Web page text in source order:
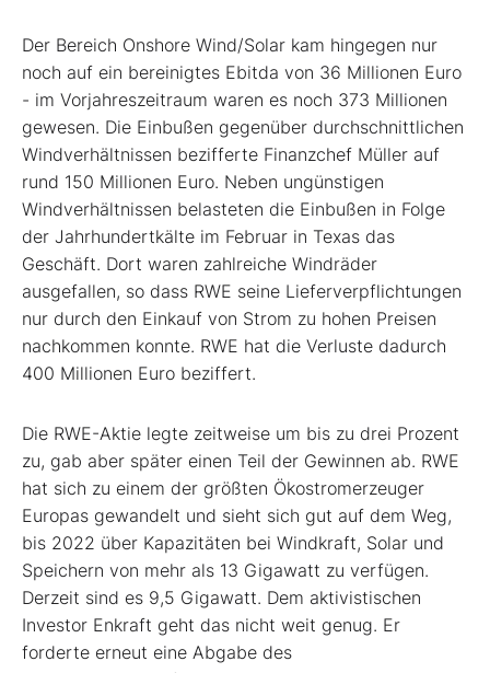
Der Bereich Onshore Wind/Solar kam hingegen nur
noch auf ein bereinigtes Ebitda von 36 Millionen Euro
- im Vorjahreszeitraum waren es noch 373 Millionen
gewesen. Die Einbußen gegenüber durchschnittlichen
Windverhältnissen bezifferte Finanzchef Müller auf
rund 150 Millionen Euro. Neben ungünstigen
Windverhältnissen belasteten die Einbußen in Folge
der Jahrhundertkälte im Februar in Texas das
Geschäft. Dort waren zahlreiche Windräder
ausgefallen, so dass RWE seine Lieferverpflichtungen
nur durch den Einkauf von Strom zu hohen Preisen
nachkommen konnte. RWE hat die Verluste dadurch
400 Millionen Euro beziffert.
Die RWE-Aktie legte zeitweise um bis zu drei Prozent
zu, gab aber später einen Teil der Gewinnen ab. RWE
hat sich zu einem der größten Ökostromerzeuger
Europas gewandelt und sieht sich gut auf dem Weg,
bis 2022 über Kapazitäten bei Windkraft, Solar und
Speichern von mehr als 13 Gigawatt zu verfügen.
Derzeit sind es 9,5 Gigawatt. Dem aktivistischen
Investor Enkraft geht das nicht weit genug. Er
forderte erneut eine Abgabe des